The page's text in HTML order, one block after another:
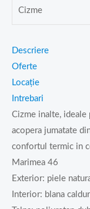
Cizme
Descriere
Oferte
Locație
Intrebari
Cizme inalte, ideale
acopera jumatate
confortul termic in
Marimea 46
Exterior: piele
Interior: blana